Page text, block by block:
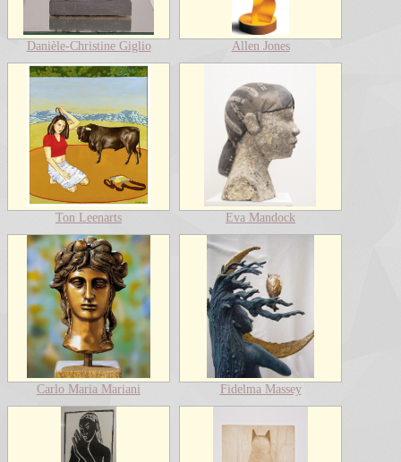
Danièle-Christine Giglio Allen Jones
Ton Leenarts Eva Mandock
Carlo Maria Mariani Fidelma Massey